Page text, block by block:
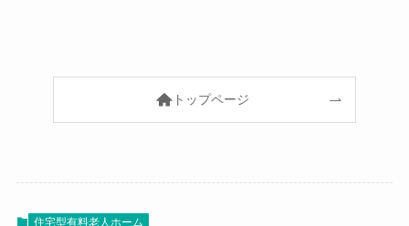
トップページ
住宅型有料老人ホーム